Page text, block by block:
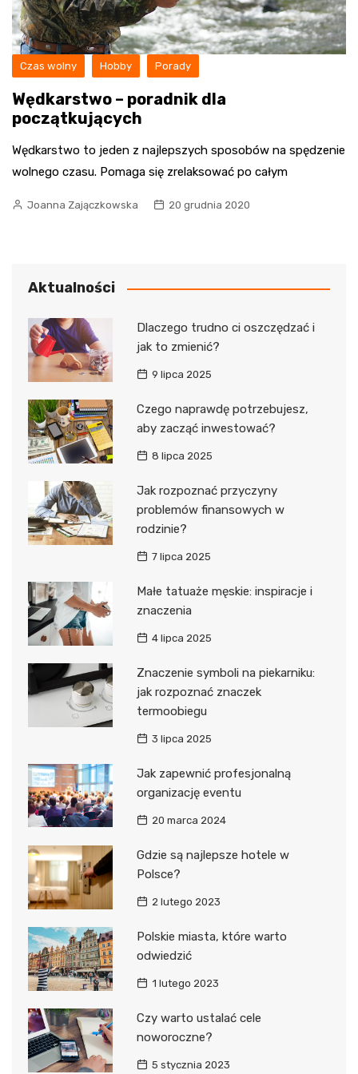
Czas wolny Hobby Porady
Wędkarstwo – poradnik dla
początkujących
Wędkarstwo to jeden z najlepszych sposobów na spędzenie
wolnego czasu. Pomaga się zrelaksować po całym
Joanna Zajączkowska 20 grudnia 2020
Aktualności
Dlaczego trudno ci oszczędzać i
jak to zmienić?
9 lipca 2025
Czego naprawdę potrzebujesz,
aby zacząć inwestować?
8 lipca 2025
Jak rozpoznać przyczyny
problemów finansowych w
rodzinie?
7 lipca 2025
Małe tatuaże męskie: inspiracje i
znaczenia
4 lipca 2025
Znaczenie symboli na piekarniku:
jak rozpoznać znaczek
termoobiegu
3 lipca 2025
Jak zapewnić profesjonalną
organizację eventu
20 marca 2024
Gdzie są najlepsze hotele w
Polsce?
2 lutego 2023
Polskie miasta, które warto
odwiedzić
1 lutego 2023
Czy warto ustalać cele
noworoczne?
5 stycznia 2023